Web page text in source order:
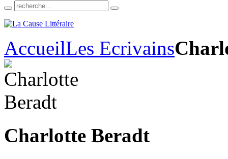
AccueilLes Ecrivains
Charlotte Beradt